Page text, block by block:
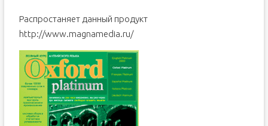
Распростаняет данный продукт
http://www.magnamedia.ru/